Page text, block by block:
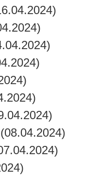
(08.04.2024)